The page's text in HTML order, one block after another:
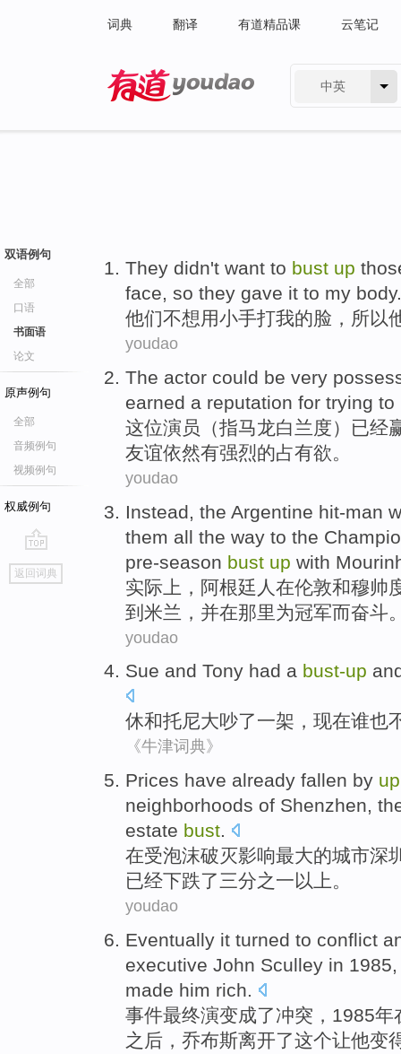
词典 翻译 有道精品课 云笔记
中英
双语例句
全部
口语
书面语
论文
原声例句
全部
音频例句
视频例句
权威例句
go
top
返回词典
They didn't want to bust up
face, so they gave it to my body.
他们不想用小手打我的脸 ， 所以
youdao
The actor could be very
earned a reputation for trying to
这位演员（指马龙白兰度） 已经
友谊依然有强烈的占有欲。
youdao
Instead the Argentine hit-man
them all the way to the
pre-season bust up with
实际上 ， 阿根廷 人 在伦敦和穆帅
到 米兰 ，并在那里为冠军而奋斗
youdao
Sue and Tony had a bust-up
休和托尼大吵了一架，现在谁也
《牛津词典》
Prices have already fallen by up
neighborhoods of Shenzhen,
estate bust.
在受泡沫破灭影响最大的城市深
已经下跌了三分之一以上。
youdao
Eventually it turned to conflict
executive John Sculley in
made him rich.
事件最终演变成了冲突 ，1985年
之后 ，乔布斯离开了这个让他变